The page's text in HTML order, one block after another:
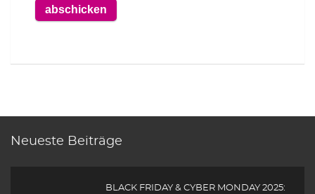
Neueste Beiträge
BLACK FRIDAY & CYBER MONDAY 2025: